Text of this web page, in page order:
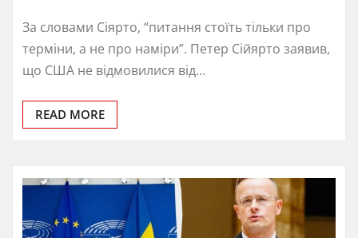
За словами Сіярто, “питання стоїть тільки про
терміни, а не про наміри”. Петер Сійярто заявив,
що США не відмовилися від…
READ MORE